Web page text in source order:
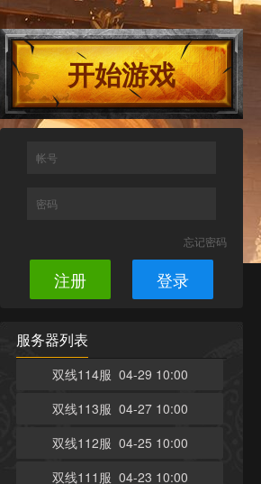
开始游戏
帐号
密码
忘记密码
注册 登录
服务器列表
双线114服 04-29 10:00
双线113服 04-27 10:00
双线112服 04-25 10:00
双线111服 04-23 10:00